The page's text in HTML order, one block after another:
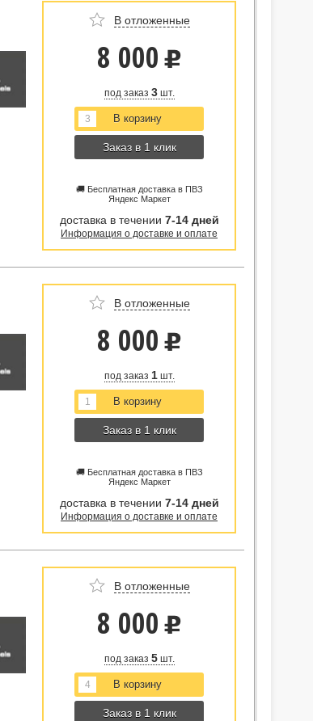
В отложенные
8 000 u
под заказ 3шт.
Заказ в 1 клик
🚚 Бесплатная доставка в ПВЗ
Яндекс Маркет
доставка в течении 7-14 дней
Информация о доставке и оплате
В отложенные
8 000 u
под заказ 1шт.
Заказ в 1 клик
🚚 Бесплатная доставка в ПВЗ
Яндекс Маркет
доставка в течении 7-14 дней
Информация о доставке и оплате
В отложенные
8 000 u
под заказ 5шт.
Заказ в 1 клик